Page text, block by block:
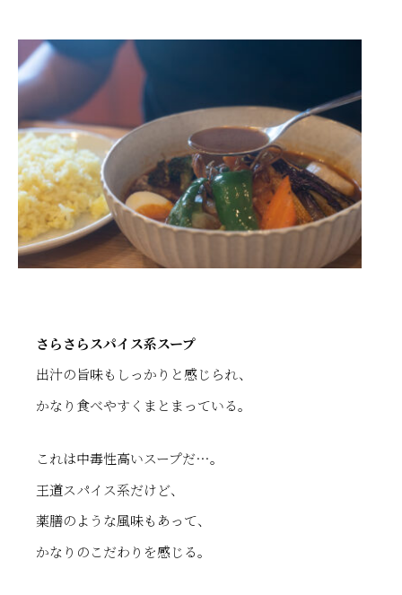
さらさらスパイス系スープ
出汁の旨味もしっかりと感じられ、
かなり食べやすくまとまっている。
これは中毒性高いスープだ…。
王道スパイス系だけど、
薬膳のような風味もあって、
かなりのこだわりを感じる。